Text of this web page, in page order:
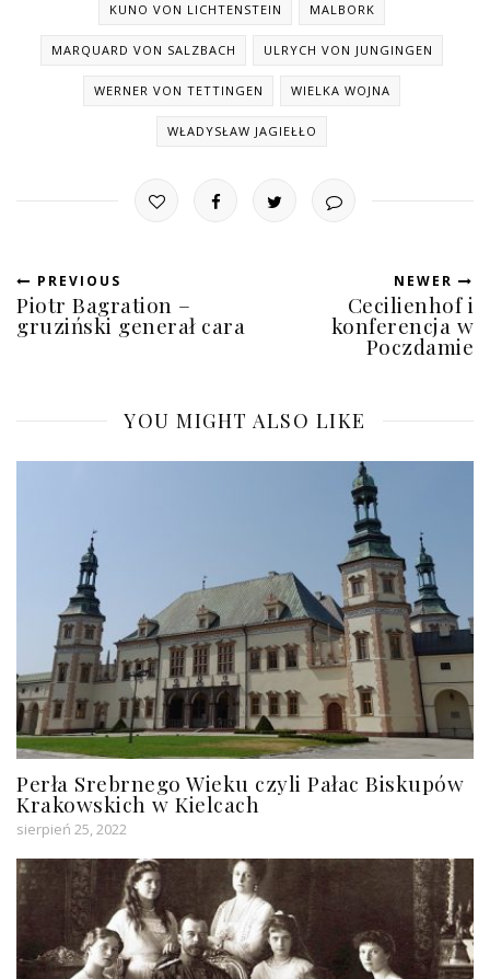
KUNO VON LICHTENSTEIN MALBORK
MARQUARD VON SALZBACH ULRYCH VON JUNGINGEN
WERNER VON TETTINGEN WIELKA WOJNA
WŁADYSŁAW JAGIEŁŁO
PREVIOUS
Piotr Bagration –
gruziński generał cara
NEWER
Cecilienhof i
konferencja w
Poczdamie
YOU MIGHT ALSO LIKE
Perła Srebrnego Wieku czyli Pałac Biskupów
Krakowskich w Kielcach
sierpień 25, 2022